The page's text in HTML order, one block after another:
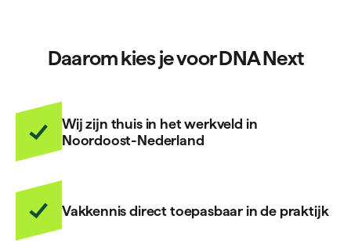
Daarom kies je voor DNA Next
Wij zijn thuis in het werkveld in
Noordoost-Nederland
Vakkennis direct toepasbaar in de praktijk